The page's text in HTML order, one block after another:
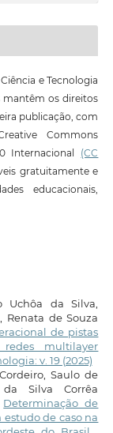
e Tecnologia
os direitos
publicação, com
Commons
Internacional (CC
gratuitamente e
educacionais,
Uchôa da Silva,
Renata de Souza
de pistas
multilayer
v. 19 (2025)
Saulo de
da Silva Corrêa
Determinação de
de caso na